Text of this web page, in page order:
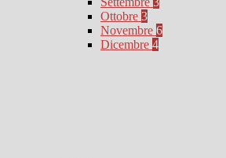
Ottobre 3
Novembre 6
Dicembre 4